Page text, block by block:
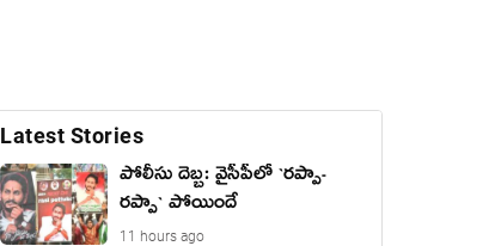
Latest Stories
పోలీసు దెబ్బ: వైసీపీలో `ర‌ప్పా-
ర‌ప్పా` పోయిందే
11 hours ago